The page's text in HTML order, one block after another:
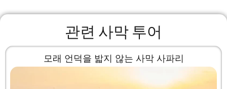
관련 사막 투어
모래 언덕을 밟지 않는 사막 사파리